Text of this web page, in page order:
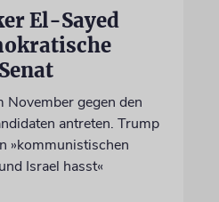
El-Sayed
gegen den
antreten. Trump
»kommunistischen
Israel hasst«